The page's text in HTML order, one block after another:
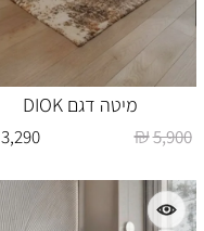
מיטה דגם DIOK
₪5,900
3,290